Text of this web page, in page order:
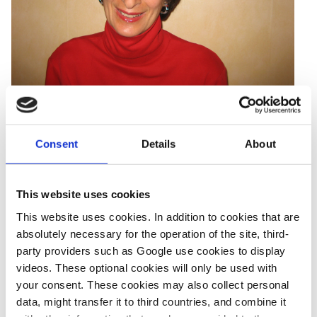
Consent Details About
This website uses cookies
This website uses cookies. In addition to cookies that are
absolutely necessary for the operation of the site, third-
party providers such as Google use cookies to display
videos. These optional cookies will only be used with
your consent. These cookies may also collect personal
data, might transfer it to third countries, and combine it
Ariane Sainsist eine amerikanische Journalistin, die in
Stockholm lebt. Sie scheibt über Energie-Themen in
Nordeuropa, dem Baltikum und Deutschland für
Businessweekwar sie als Korrespondentin tätig, zudem hat sie
für zahlreiche Publikationen aus den Vereinigten Staaten und
Großbritanien geschrieben.